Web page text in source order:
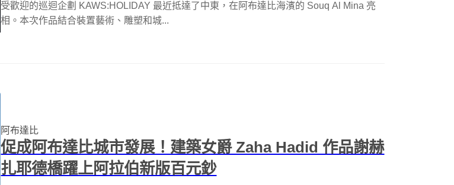
受歡迎的巡迴企劃 KAWS:HOLIDAY 最近抵達了中東，在阿布達比海濱的 Souq Al Mina 亮
相。本次作品結合裝置藝術、雕塑和城...
阿布達比
促成阿布達比城市發展！建築女爵 Zaha Hadid 作品謝赫
扎耶德橋躍上阿拉伯新版百元鈔